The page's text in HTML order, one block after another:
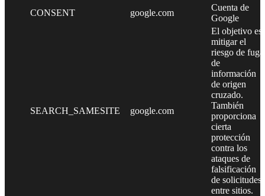
CONSENT
google.com
Cuenta de
Google
SEARCH_SAMESITE google.com
El objetivo es
mitigar el
riesgo de fuga
de
información
de origen
cruzado.
También
proporciona
cierta
protección
contra los
ataques de
falsificación
de solicitudes
entre sitios.